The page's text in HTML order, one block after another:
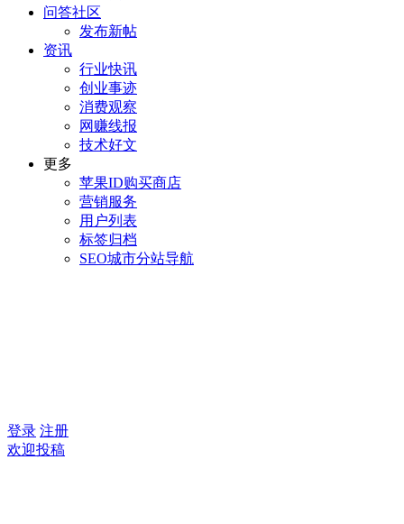
问答社区
发布新帖
资讯
行业快讯
创业事迹
消费观察
网赚线报
技术好文
更多
苹果ID购买商店
营销服务
用户列表
标签归档
SEO城市分站导航
登录 注册
欢迎投稿